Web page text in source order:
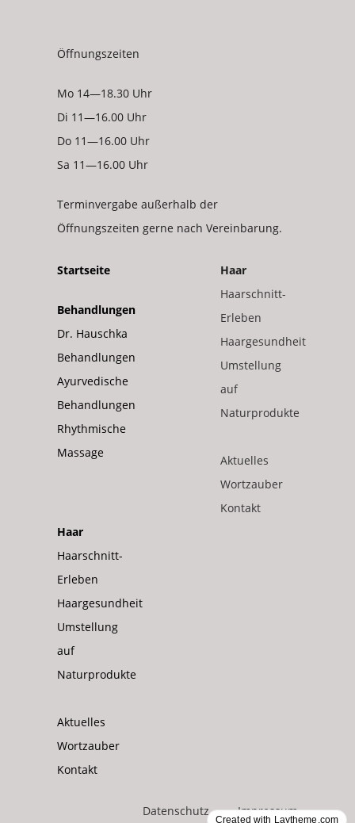
Created with Laytheme.com
Öffnungszeiten
Mo 14—18.30 Uhr
Di 11—16.00 Uhr
Do 11—16.00 Uhr
Sa 11—16.00 Uhr
Terminvergabe außerhalb der
Öffnungszeiten gerne nach Vereinbarung.
Startseite
Behandlungen
Dr. Hauschka
Behandlungen
Ayurvedische
Behandlungen
Rhythmische
Massage
Haar
Haarschnitt-
Erleben
Haargesundheit
Umstellung
auf
Naturprodukte
Aktuelles
Wortzauber
Kontakt
Haar
Haarschnitt-
Erleben
Haargesundheit
Umstellung
auf
Naturprodukte
Aktuelles
Wortzauber
Kontakt
Datenschutz Impressum